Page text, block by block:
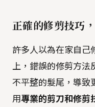
正確的修剪技巧
許多人以為在家自己
上，錯誤的修剪方法
不平整的髮尾，導致
用專業的剪刀和修剪